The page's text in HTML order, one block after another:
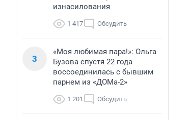
изнасилования
1 417 Обсудить
3
«Моя любимая пара!»: Ольга
Бузова спустя 22 года
воссоединилась с бывшим
парнем из «ДОМа-2»
1 201 Обсудить